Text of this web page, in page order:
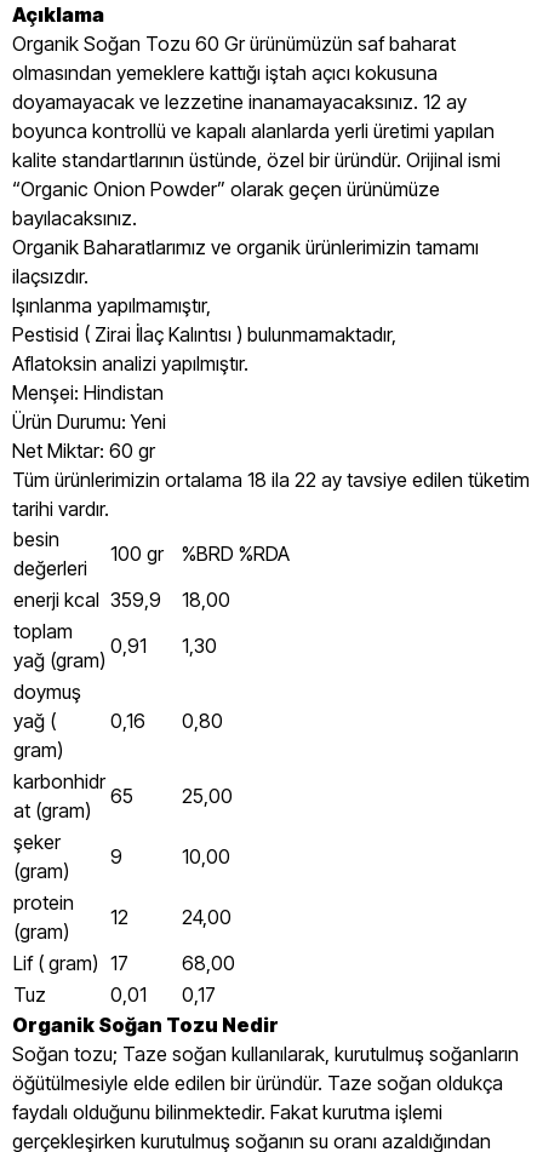
Açıklama
Organik Soğan Tozu 60 Gr ürünümüzün saf baharat
olmasından yemeklere kattığı iştah açıcı kokusuna
doyamayacak ve lezzetine inanamayacaksınız. 12 ay
boyunca kontrollü ve kapalı alanlarda yerli üretimi yapılan
kalite standartlarının üstünde, özel bir üründür. Orijinal ismi
“Organic Onion Powder” olarak geçen ürünümüze
bayılacaksınız.
Organik Baharatlarımız ve organik ürünlerimizin tamamı
ilaçsızdır.
Işınlanma yapılmamıştır,
Pestisid ( Zirai İlaç Kalıntısı ) bulunmamaktadır,
Aflatoksin analizi yapılmıştır.
Menşei: Hindistan
Ürün Durumu: Yeni
Net Miktar: 60 gr
Tüm ürünlerimizin ortalama 18 ila 22 ay tavsiye edilen tüketim
tarihi vardır.
besin
değerleri
100 gr
%BRD %RDA
enerji kcal 359,9
18,00
toplam
yağ (gram)
0,91
1,30
doymuş
yağ (
gram)
0,16 0,80
karbonhidr
at (gram)
65
25,00
şeker
(gram)
9
10,00
protein
(gram)
12
24,00
Lif ( gram) 17
68,00
Tuz
0,01
0,17
Organik Soğan Tozu Nedir
Soğan tozu; Taze soğan kullanılarak, kurutulmuş soğanların
öğütülmesiyle elde edilen bir üründür. Taze soğan oldukça
faydalı olduğunu bilinmektedir. Fakat kurutma işlemi
gerçekleşirken kurutulmuş soğanın su oranı azaldığından